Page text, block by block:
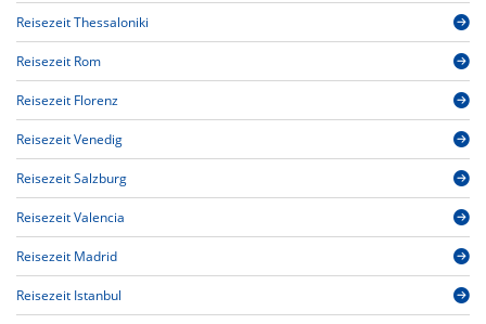
Reisezeit Thessaloniki
Reisezeit Rom
Reisezeit Florenz
Reisezeit Venedig
Reisezeit Salzburg
Reisezeit Valencia
Reisezeit Madrid
Reisezeit Istanbul